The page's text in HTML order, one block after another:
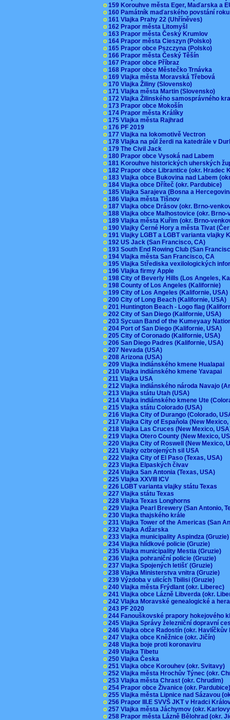
o 159 Korouhve města Eger, Maďarska a
o 160 Památník maďarského povstání
o 161 Vlajka Prahy 22 (Uhříněves)
o 162 Prapor města Litomyšl
o 163 Prapor města Český Krumlov
o 164 Prapor města Cieszyn (Polsko)
o 165 Prapor obce Pszczyna (Polsko)
o 166 Prapor města Český Těšín
o 167 Prapor obce Příbraz
o 168 Prapor obce Městečko Trnávka
o 169 Vlajka města Moravská Třebová
o 170 Vlajka Žiliny (Slovensko)
o 171 Vlajka města Martin (Slovensko)
o 172 Vlajka Žilinského samosprávného
o 173 Prapor obce Mokošín
o 174 Prapor města Králíky
o 175 Vlajka města Rajhrad
o 176 PF 2019
o 177 Vlajka na lokomotivě Vectron
o 178 Vlajka na půl žerdi na katedrále v
o 179 The Civil Jack
o 180 Prapor obce Vysoká nad Labem
o 181 Korouhve historických uherských
o 182 Prapor obce Librantice (okr. Hradec
o 183 Vlajka obce Bukovina nad Labem
o 184 Vlajka obce Dříteč (okr. Pardubice)
o 185 Vlajka Sarajeva (Bosna a
o 186 Vlajka města Tišnov
o 187 Vlajka obce Drásov (okr. Brno-
o 188 Vlajka obce Malhostovice (okr.
o 189 Vlajka města Kuřim (okr. Brno-
o 190 Vlajky Černé Hory a města Tivat
o 191 Vlajky LGBT a LGBT varianta vlajky
o 192 US Jack (San Francisco, CA)
o 193 South End Rowing Club (San
o 194 Vlajka města San Francisco, CA
o 195 Vlajka Střediska vexilologických
o 196 Vlajka firmy Apple
o 198 City of Beverly Hills (Los Angeles,
o 198 County of Los Angeles (Kalifornie)
o 199 City of Los Angeles (Kalifornie,
o 200 City of Long Beach (Kalifornie, USA)
o 201 Huntington Beach - Logo flag
o 202 City of San Diego (Kalifornie, USA)
o 203 Sycuan Band of the Kumeyaay
o 204 Port of San Diego (Kalifornie, USA)
o 205 City of Coronado (Kalifornie, USA)
o 206 San Diego Padres (Kalifornie, USA)
o 207 Nevada (USA)
o 208 Arizona (USA)
o 209 Vlajka indiánského kmene Hualapai
o 210 Vlajka indiánského kmene Yavapai
o 211 Vlajka USA
o 212 Vlajka indiánského národa Navajo
o 213 Vlajka státu Utah (USA)
o 214 Vlajka indiánského kmene Ute
o 215 Vlajka státu Colorado (USA)
o 216 Vlajka City of Durango (Colorado,
o 217 Vlajka City of Espaňola (New
o 218 Vlajka Las Cruces (New Mexico,
o 219 Vlajka Otero County (New Mexico,
o 220 Vlajka City of Roswell (New Mexico,
o 221 Vlajky ozbrojených sil USA
o 222 Vlajka City of El Paso (Texas, USA)
o 223 Vlajka Elpaských čivav
o 224 Vlajka San Antonia (Texas, USA)
o 225 Vlajka XXVIII ICV
o 226 LGBT varianta vlajky státu Texas
o 227 Vlajka státu Texas
o 228 Vlajka Texas Longhorns
o 229 Vlajka Pearl Brewery (San Antonio,
o 230 Vlajka thajského krále
o 231 Vlajka Tower of the Americas (San
o 232 Vlajka Adžarska
o 233 Vlajka municipality Aspindza
o 234 Vlajka hlídkové policie (Gruzie)
o 235 Vlajka municipality Mestia (Gruzie)
o 236 Vlajka pohraniční policie (Gruzie)
o 237 Vlajka Spojených letišť (Gruzie)
o 238 Vlajka Ministerstva vnitra (Gruzie)
o 239 Výzdoba v ulicích Tbilisi (Gruzie)
o 240 Vlajka města Frýdlant (okr. Liberec)
o 241 Vlajka obce Lázně Libverda (okr.
o 242 Vlajka Moravské genealogické a
o 243 PF 2020
o 244 Fanouškovské prapory hokejového
o 245 Vlajka Správy železniční dopravní
o 246 Vlajka obce Radostín (okr.
o 247 Vlajka obce Kněžnice (okr. Jičín)
o 248 Vlajka boje proti koronaviru
o 249 Vlajka Tibetu
o 250 Vlajka Česka
o 251 Vlajka obce Korouhev (okr. Svitavy)
o 252 Vlajka města Hrochův Týnec (okr.
o 253 Vlajka města Chrast (okr. Chrudim)
o 254 Prapor obce Živanice (okr.
o 255 Vlajka města Lipnice nad Sázavou
o 256 Prapor III.E SVVŠ JKT v Hradci
o 257 Vlajka města Jáchymov (okr.
o 258 Prapor města Lázně Bělohrad (okr.